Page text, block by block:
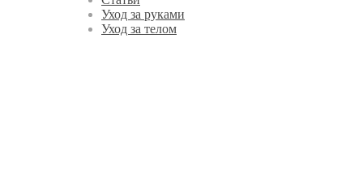
Уход за руками
Уход за телом